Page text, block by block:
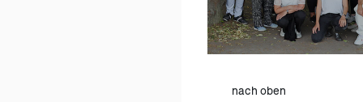
nach oben